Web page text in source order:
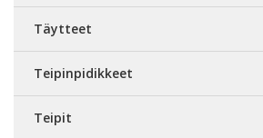
Täytteet
Teipinpidikkeet
Teipit